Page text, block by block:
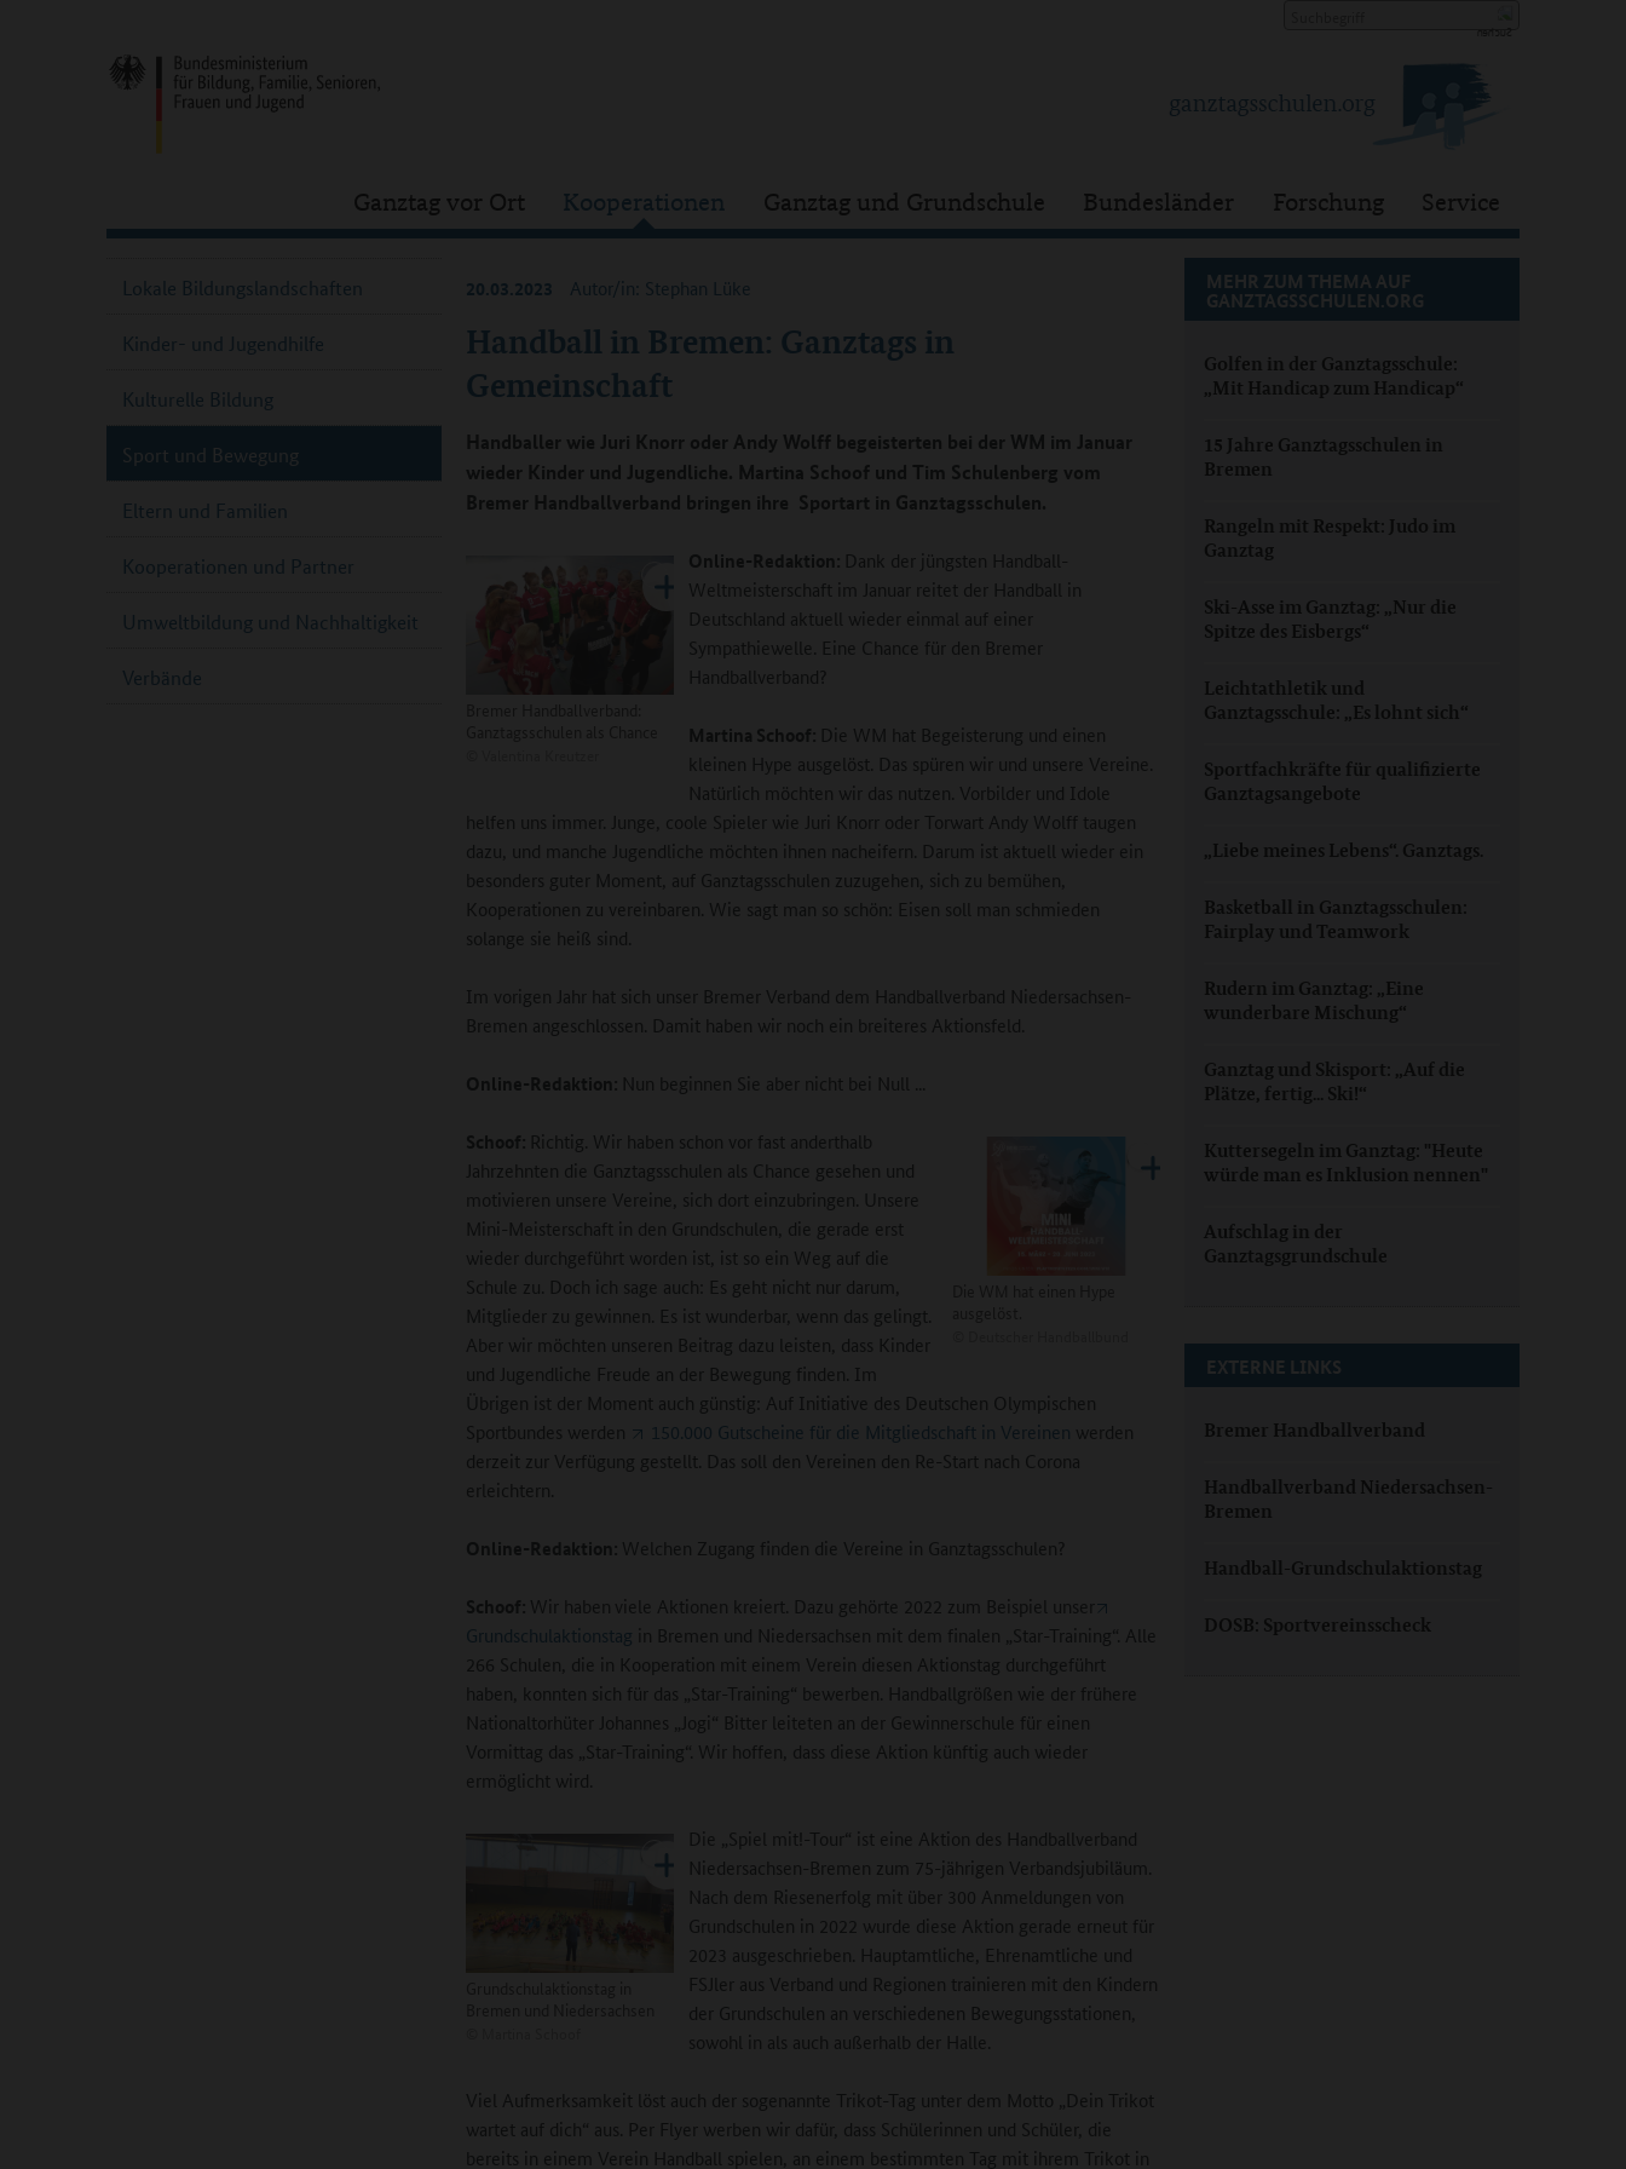
Ganztag vor Ort Kooperationen Ganztag und Grundschule Bundesländer Forschung Service
Handball in Bremen: Ganztags in
Gemeinschaft
20.03.2023 Autor/in: Stephan Lüke
Handballer wie Juri Knorr oder Andy Wolff begeisterten bei der WM im Januar
wieder Kinder und Jugendliche. Martina Schoof und Tim Schulenberg vom
Bremer Handballverband bringen ihre Sportart in Ganztagsschulen.
Online-Redaktion: Dank der jüngsten Handball-
Weltmeisterschaft im Januar reitet der Handball in
Deutschland aktuell wieder einmal auf einer
Sympathiewelle. Eine Chance für den Bremer
Handballverband?
Martina Schoof: Die WM hat Begeisterung und einen
kleinen Hype ausgelöst. Das spüren wir und unsere Vereine.
Natürlich möchten wir das nutzen. Vorbilder und Idole
helfen uns immer. Junge, coole Spieler wie Juri Knorr oder Torwart Andy Wolff taugen
dazu, und manche Jugendliche möchten ihnen nacheifern. Darum ist aktuell wieder ein
besonders guter Moment, auf Ganztagsschulen zuzugehen, sich zu bemühen,
Kooperationen zu vereinbaren. Wie sagt man so schön: Eisen soll man schmieden
solange sie heiß sind.
Im vorigen Jahr hat sich unser Bremer Verband dem Handballverband Niedersachsen-
Bremen angeschlossen. Damit haben wir noch ein breiteres Aktionsfeld.
Online-Redaktion: Nun beginnen Sie aber nicht bei Null ...
Schoof: Richtig. Wir haben schon vor fast anderthalb
Jahrzehnten die Ganztagsschulen als Chance gesehen und
motivieren unsere Vereine, sich dort einzubringen. Unsere
Mini-Meisterschaft in den Grundschulen, die gerade erst
wieder durchgeführt worden ist, ist so ein Weg auf die
Schule zu. Doch ich sage auch: Es geht nicht nur darum,
Mitglieder zu gewinnen. Es ist wunderbar, wenn das gelingt.
Aber wir möchten unseren Beitrag dazu leisten, dass Kinder
und Jugendliche Freude an der Bewegung finden. Im
Übrigen ist der Moment auch günstig: Auf Initiative des Deutschen Olympischen
Sportbundes werden
150.000 Gutscheine für die Mitgliedschaft in Vereinen werden
derzeit zur Verfügung gestellt. Das soll den Vereinen den Re-Start nach Corona
erleichtern.
Online-Redaktion: Welchen Zugang finden die Vereine in Ganztagsschulen?
Schoof: Wir haben viele Aktionen kreiert. Dazu gehörte 2022 zum Beispiel unser
Grundschulaktionstag in Bremen und Niedersachsen mit dem finalen „Star-Training“. Alle
266 Schulen, die in Kooperation mit einem Verein diesen Aktionstag durchgeführt
haben, konnten sich für das „Star-Training“ bewerben. Handballgrößen wie der frühere
Nationaltorhüter Johannes „Jogi“ Bitter leiteten an der Gewinnerschule für einen
Vormittag das „Star-Training“. Wir hoffen, dass diese Aktion künftig auch wieder
ermöglicht wird.
Die „Spiel mit!-Tour“ ist eine Aktion des Handballverband
Niedersachsen-Bremen zum 75-jährigen Verbandsjubiläum.
Nach dem Riesenerfolg mit über 300 Anmeldungen von
Grundschulen in 2022 wurde diese Aktion gerade erneut für
2023 ausgeschrieben. Hauptamtliche, Ehrenamtliche und
FSJler aus Verband und Regionen trainieren mit den Kindern
der Grundschulen an verschiedenen Bewegungsstationen,
sowohl in als auch außerhalb der Halle.
Viel Aufmerksamkeit löst auch der sogenannte Trikot-Tag unter dem Motto „Dein Trikot
wartet auf dich“ aus. Per Flyer werben wir dafür, dass Schülerinnen und Schüler, die
bereits in einem Verein Handball spielen, an einem bestimmten Tag mit ihrem Trikot in
MEHR ZUM THEMA AUF
GANZTAGSSCHULEN.ORG
Golfen in der Ganztagsschule:
„Mit Handicap zum Handicap“
15 Jahre Ganztagsschulen in
Bremen
Rangeln mit Respekt: Judo im
Ganztag
Ski-Asse im Ganztag: „Nur die
Spitze des Eisbergs“
Leichtathletik und
Ganztagsschule: „Es lohnt sich“
Sportfachkräfte für qualifizierte
Ganztagsangebote
„Liebe meines Lebens“. Ganztags.
Basketball in Ganztagsschulen:
Fairplay und Teamwork
Rudern im Ganztag: „Eine
wunderbare Mischung“
Ganztag und Skisport: „Auf die
Plätze, fertig... Ski!“
Kuttersegeln im Ganztag: "Heute
würde man es Inklusion nennen"
Aufschlag in der
Ganztagsgrundschule
EXTERNE LINKS
Bremer Handballverband
Handballverband Niedersachsen-
Bremen
Handball-Grundschulaktionstag
DOSB: Sportvereinsscheck
Lokale Bildungslandschaften
Kinder- und Jugendhilfe
Kulturelle Bildung
Sport und Bewegung
Eltern und Familien
Kooperationen und Partner
Umweltbildung und Nachhaltigkeit
Verbände